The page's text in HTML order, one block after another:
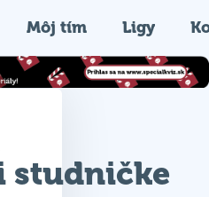
Môj tím Ligy
studničke